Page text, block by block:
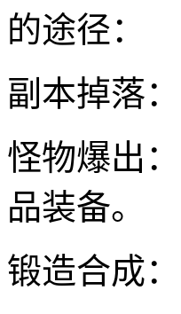
的途径：
副本掉落
怪物爆出
品装备。
锻造合成